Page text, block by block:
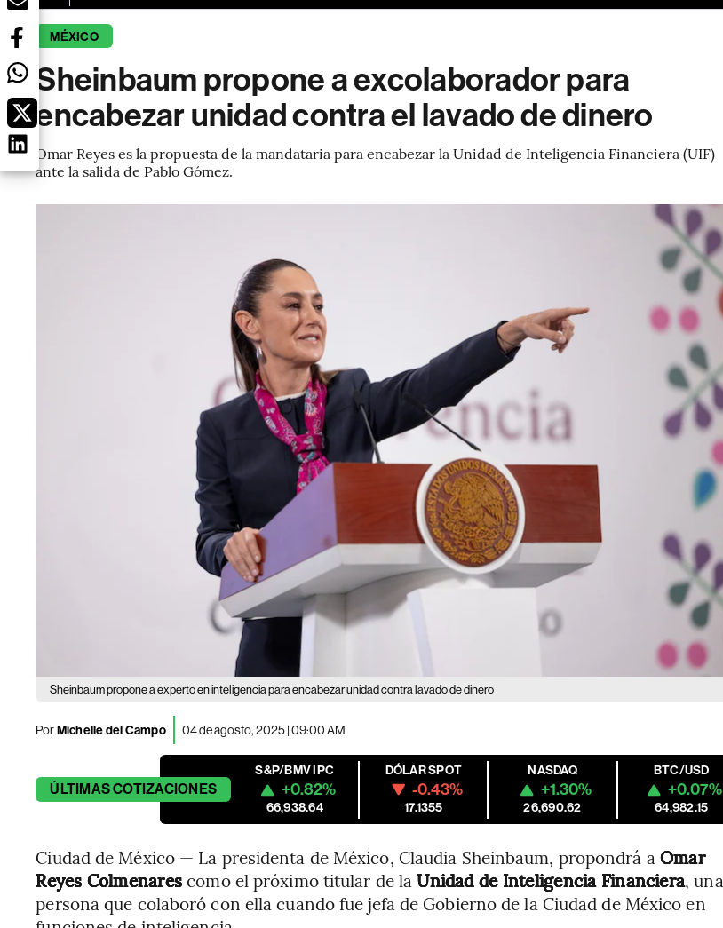
MÉXICO
Sheinbaum propone a excolaborador para
encabezar unidad contra el lavado de dinero
Omar Reyes es la propuesta de la mandataria para encabezar la Unidad de Inteligencia Financiera (UIF)
ante la salida de Pablo Gómez.
Sheinbaum propone a experto en inteligencia para encabezar unidad contra lavado de dinero
PorMichelle del Campo 04 de agosto, 2025 | 09:00 AM
ÚLTIMASCOTIZACIONES
S&P/BMV IPC
+0.82%
66,938.64
DÓLAR SPOT
-0.43%
17.1355
NASDAQ
+1.30%
26,690.62
BTC/USD
+0.07%
64,982.15
Ciudad de México — La presidenta de México, Claudia Sheinbaum, propondrá a Omar
Reyes Colmenarescomo el próximo titular de laUnidad de Inteligencia Financiera, una
persona que colaboró con ella cuando fue jefa de Gobierno de la Ciudad de México en